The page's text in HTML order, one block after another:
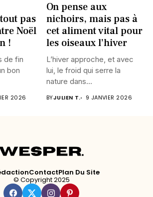
pas
Noël
!
de fin
bon
2026
On pense aux
nichoirs, mais pas à
cet aliment vital pour
les oiseaux l’hiver
L’hiver approche, et avec
lui, le froid qui serre la
nature dans...
BYJULIEN T. 9 JANVIER 2026
ContactPlan Du Site
© Copyright 2025